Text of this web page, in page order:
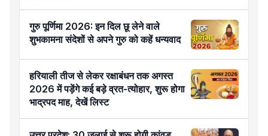
गुरु पूर्णिमा 2026: इन दिल छू लेने वाले
शुभकामना संदेशों से अपने गुरु को कहें धन्यवाद
हरियाली तीज से लेकर रक्षाबंधन तक अगस्त
2026 में पड़ेंगे कई बड़े व्रत-त्योहार, शुरू होगा
भाद्रपद माह, देखें लिस्ट